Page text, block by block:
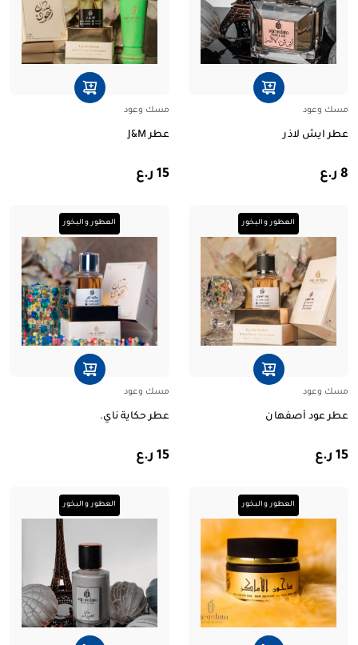
مسك وعود
عطر ايش لاذر
8 ر.ع
مسك وعود
عطر J&M
15 ر.ع
العطور والبخور
مسك وعود
عطر عود أصفهان
15 ر.ع
العطور والبخور
مسك وعود
عطر حكاية ناي.
15 ر.ع
العطور والبخور العطور والبخور